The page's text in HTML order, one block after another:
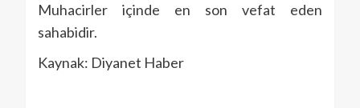
Muhacirler içinde en son vefat eden
sahabidir.
Kaynak: Diyanet Haber